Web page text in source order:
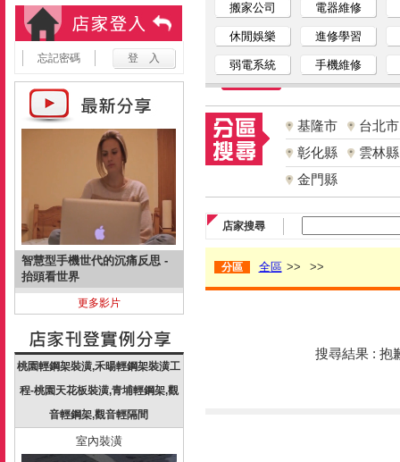
忘記密碼
智慧型手機世代的沉痛反思 -
抬頭看世界
更多影片
桃園輕鋼架裝潢,禾暘輕鋼架裝潢工
程-桃園天花板裝潢,青埔輕鋼架,觀
音輕鋼架,觀音輕隔間
室內裝潢
搬家公司 電器維修
休閒娛樂 進修學習
弱電系統 手機維修
基隆市
台北市
彰化縣
雲林縣
金門縣
店家搜尋
分區 全區 >> >>
搜尋結果 : 抱